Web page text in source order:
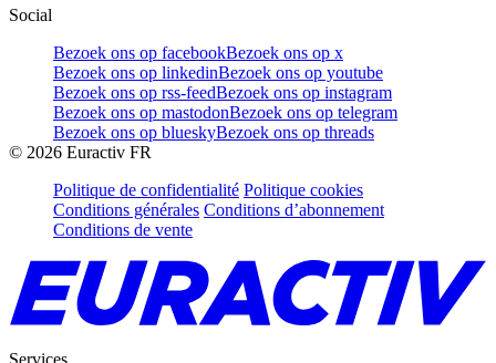
Social
Bezoek ons op facebookBezoek ons op x
Bezoek ons op linkedinBezoek ons op youtube
Bezoek ons op rss-feedBezoek ons op instagram
Bezoek ons op mastodonBezoek ons op telegram
Bezoek ons op blueskyBezoek ons op threads
© 2026 Euractiv FR
Politique de confidentialité Politique cookies
Conditions générales Conditions d’abonnement
Conditions de vente